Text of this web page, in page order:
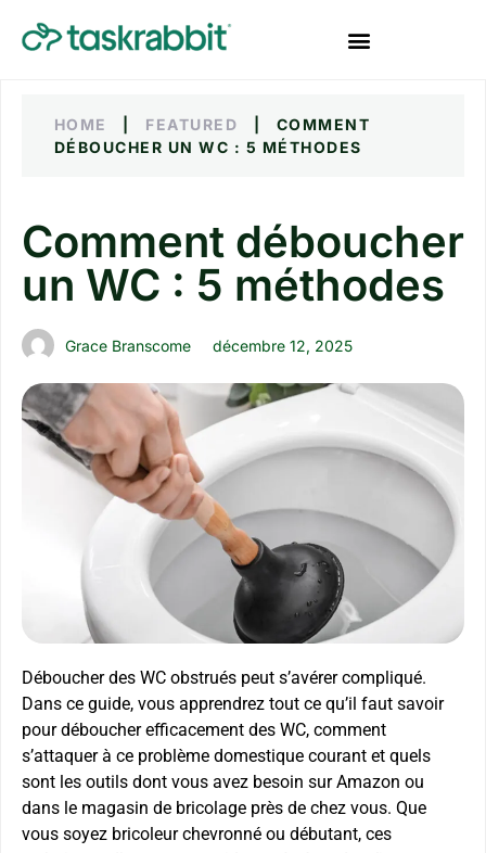
HOME FEATURED
COMMENT
DÉBOUCHER UN WC : 5 MÉTHODES
Comment déboucher
un WC : 5 méthodes
Grace Branscome décembre 12, 2025
Déboucher des WC obstrués peut s’avérer compliqué.
Dans ce guide, vous apprendrez tout ce qu’il faut savoir
pour déboucher efficacement des WC, comment
s’attaquer à ce problème domestique courant et quels
sont les outils dont vous avez besoin sur Amazon ou
dans le magasin de bricolage près de chez vous. Que
vous soyez bricoleur chevronné ou débutant, ces